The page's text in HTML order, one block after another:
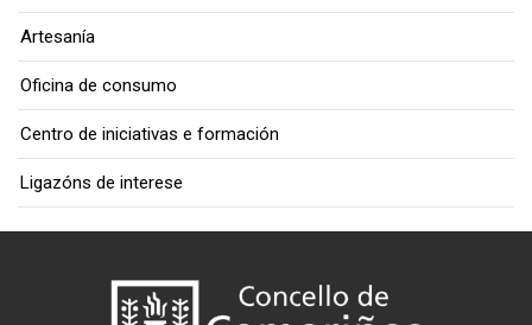
Artesanía
Oficina de consumo
Centro de iniciativas e formación
Ligazóns de interese